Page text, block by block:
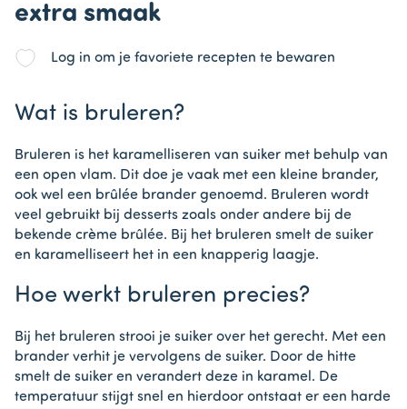
extra smaak
Log in om je favoriete recepten te bewaren
Wat is bruleren?
Bruleren is het karamelliseren van suiker met behulp van
een open vlam. Dit doe je vaak met een kleine brander,
ook wel een brûlée brander genoemd. Bruleren wordt
veel gebruikt bij desserts zoals onder andere bij de
bekende crème brûlée. Bij het bruleren smelt de suiker
en karamelliseert het in een knapperig laagje.
Hoe werkt bruleren precies?
Bij het bruleren strooi je suiker over het gerecht. Met een
brander verhit je vervolgens de suiker. Door de hitte
smelt de suiker en verandert deze in karamel. De
temperatuur stijgt snel en hierdoor ontstaat er een harde